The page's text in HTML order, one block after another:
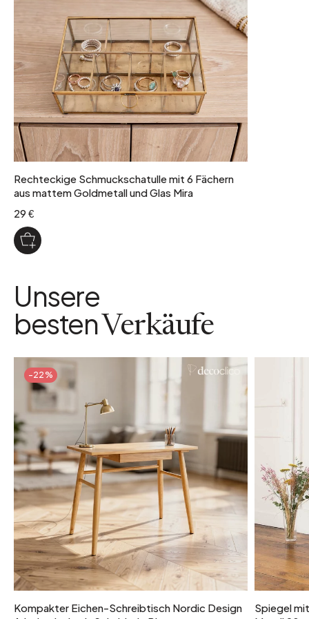
Rechteckige Schmuckschatulle mit 6 Fächern
aus mattem Goldmetall und Glas Mira
29 €
Unsere
bestenVerkäufe
-22%
Kompakter Eichen-Schreibtisch Nordic Design
Spiegel